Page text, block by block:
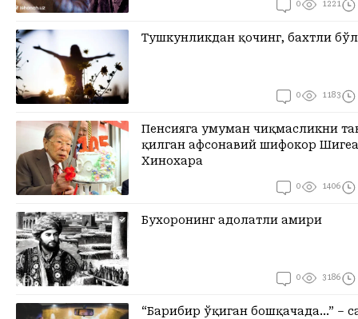
0 1221
Тушкунликдан қочинг, бахтли
0 1183
Пенсияга умуман чиқмасликни
қилган афсонавий шифокор
Хинохара
0 1406
Бухоронинг адолатли амири
0 3186
“Барибир ўқиган бошқачада…” –